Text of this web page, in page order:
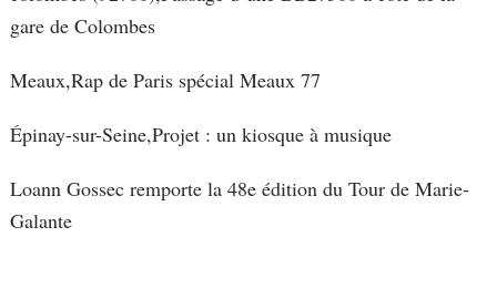
gare de Colombes
Meaux,Rap de Paris spécial Meaux 77
Épinay-sur-Seine,Projet : un kiosque à musique
Loann Gossec remporte la 48e édition du Tour de Marie-
Galante